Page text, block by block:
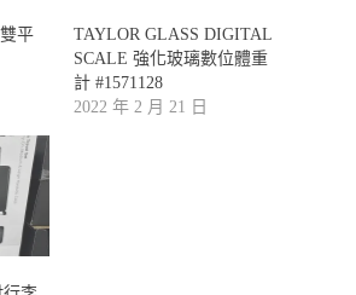
平
TAYLOR GLASS DIGITAL
SCALE 強化玻璃數位體重
計 #1571128
2022 年 2 月 21 日